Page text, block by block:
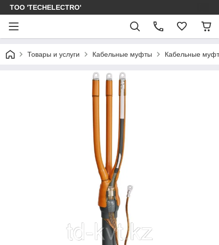
ТОО 'TECHELECTRO'
Товары и услуги Кабельные муфты Кабельные